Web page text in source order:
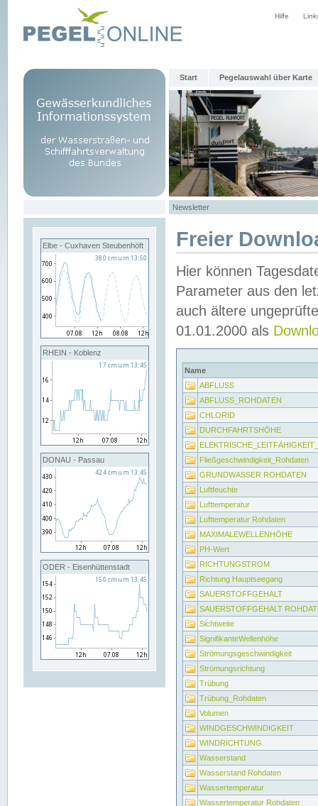
Hilfe
Start Pegelauswahl über Karte
Newsletter
Elbe - Cuxhaven Steubenhöft
RHEIN - Koblenz
DONAU - Passau
ODER - Eisenhüttenstadt
Freier
Hier können
Parameter aus den
auch ältere
01.01.2000 als
Name
ABFLUSS
ABFLUSS_ROHDATEN
CHLORID
DURCHFAHRTSHÖHE
Fließgeschwindigkeit_Rohdaten
GRUNDWASSER ROHDATEN
Luftfeuchte
Lufttemperatur
Lufttemperatur Rohdaten
MAXIMALEWELLENHÖHE
PH-Wert
RICHTUNGSTROM
Richtung Hauptseegang
SAUERSTOFFGEHALT
SAUERSTOFFGEHALT
Sichtweite
SignifikanteWellenhöhe
Strömungsgeschwindigkeit
Strömungsrichtung
Trübung
Trübung_Rohdaten
Volumen
WINDGESCHWINDIGKEIT
WINDRICHTUNG
Wasserstand
Wasserstand Rohdaten
Wassertemperatur
Wassertemperatur Rohdaten